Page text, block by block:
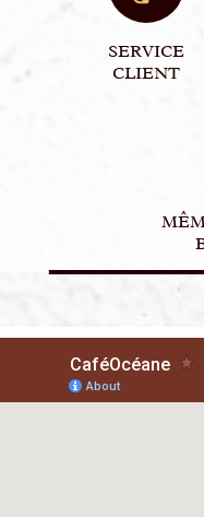
SERVICE
CLIENT